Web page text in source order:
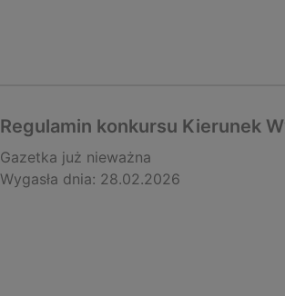
Regulamin konkursu Kierunek
Gazetka już nieważna
Wygasła dnia: 28.02.2026